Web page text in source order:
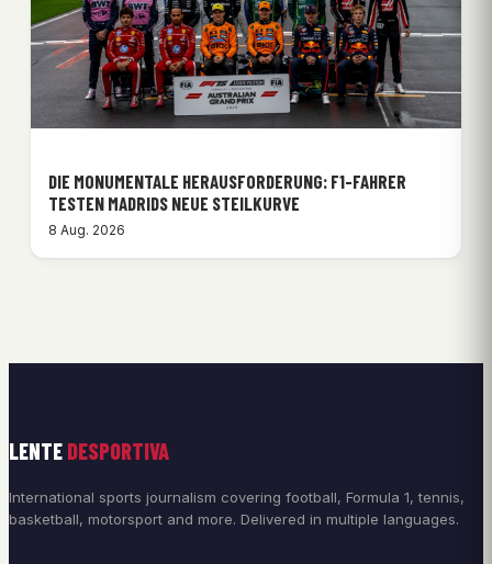
DIE MONUMENTALE HERAUSFORDERUNG: F1-FAHRER
TESTEN MADRIDS NEUE STEILKURVE
8 Aug. 2026
LENTE DESPORTIVA
International sports journalism covering football, Formula 1, tennis,
basketball, motorsport and more. Delivered in multiple languages.